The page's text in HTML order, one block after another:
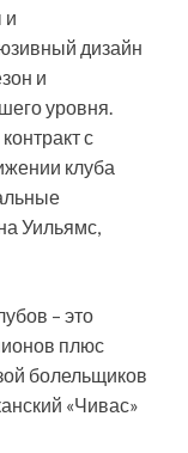
и
дизайн
и
уровня.
с
клуба
Уильямс,
– это
плюс
болельщиков
«Чивас»